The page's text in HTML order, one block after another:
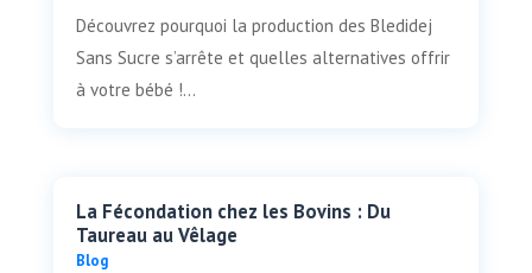
Découvrez pourquoi la production des Bledidej
Sans Sucre s’arrête et quelles alternatives offrir
à votre bébé !...
La Fécondation chez les Bovins : Du
Taureau au Vêlage
Blog